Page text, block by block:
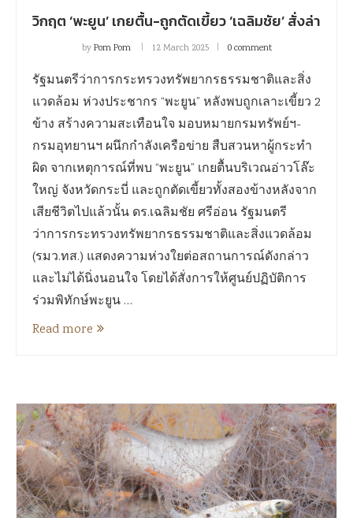
วิกฤต ‘พะยูน’ เกยตื้น-ถูกตัดเขี้ยว ‘เฉลิมชัย’ สั่งล่า
byPom Pom 12 March 2025 0 comment
รัฐมนตรีว่าการกระทรวงทรัพยากรธรรมชาติและสิ่ง
แวดล้อม ห่วงประชากร “พะยูน” หลังพบถูกเลาะเขี้ยว 2
ข้าง สร้างความสะเทือนใจ มอบหมายกรมทรัพย์ฯ-
กรมอุทยานฯ ผนึกกำลังเครือข่าย สืบสวนหาผู้กระทำ
ผิด จากเหตุการณ์ที่พบ “พะยูน” เกยตื้นบริเวณอ่าวโล๊ะ
ใหญ่ จังหวัดกระบี่ และถูกตัดเขี้ยวทั้งสองข้างหลังจาก
เสียชีวิตไปแล้วนั้น ดร.เฉลิมชัย ศรีอ่อน รัฐมนตรี
ว่าการกระทรวงทรัพยากรธรรมชาติและสิ่งแวดล้อม
(รมว.ทส.) แสดงความห่วงใยต่อสถานการณ์ดังกล่าว
และไม่ได้นิ่งนอนใจ โดยได้สั่งการให้ศูนย์ปฏิบัติการ
ร่วมพิทักษ์พะยูน …
Read more